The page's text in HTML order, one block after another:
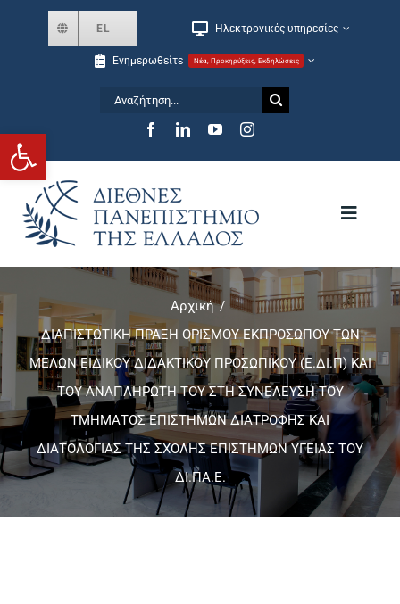
Ανοίξτε τη γραμμή εργαλείων
EL Ηλεκτρονικές υπηρεσίες
Ενημερωθείτε Νέα, Προκηρύξεις, Εκδηλώσεις
Αναζήτηση
Toggle
Σχολές και Τμήματα
Μεταπτυχιακά
Πανεπιστημιακές Μονάδες
Αρχική
ΔΙΑΠΙΣΤΩΤΙΚΗ ΠΡΑΞΗ ΟΡΙΣΜΟΥ ΕΚΠΡΟΣΩΠΟΥ ΤΩΝ
ΜΕΛΩΝ ΕΙΔΙΚΟΥ ΔΙΔΑΚΤΙΚΟΥ ΠΡΟΣΩΠΙΚΟΥ (Ε.ΔΙ.Π) ΚΑΙ
ΤΟΥ ΑΝΑΠΛΗΡΩΤΗ ΤΟΥ ΣΤΗ ΣΥΝΕΛΕΥΣΗ ΤΟΥ
ΤΜΗΜΑΤΟΣ ΕΠΙΣΤΗΜΩΝ ΔΙΑΤΡΟΦΗΣ ΚΑΙ
ΔΙΑΤΟΛΟΓΙΑΣ ΤΗΣ ΣΧΟΛΗΣ ΕΠΙΣΤΗΜΩΝ ΥΓΕΙΑΣ ΤΟΥ
ΔΙ.ΠΑ.Ε.